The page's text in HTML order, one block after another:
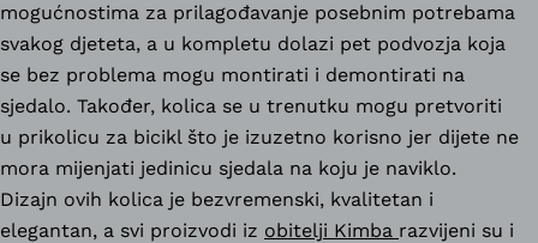
mogućnostima za prilagođavanje posebnim potrebama
svakog djeteta, a u kompletu dolazi pet podvozja koja
se bez problema mogu montirati i demontirati na
sjedalo. Također, kolica se u trenutku mogu pretvoriti
u prikolicu za bicikl što je izuzetno korisno jer dijete ne
mora mijenjati jedinicu sjedala na koju je naviklo.
Dizajn ovih kolica je bezvremenski, kvalitetan i
elegantan, a svi proizvodi iz obitelji Kimba razvijeni su i